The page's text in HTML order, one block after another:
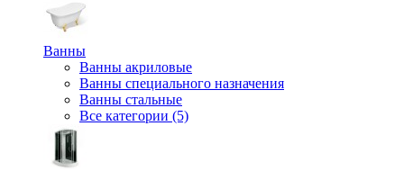
Ванны
Ванны акриловые
Ванны специального назначения
Ванны стальные
Все категории (5)